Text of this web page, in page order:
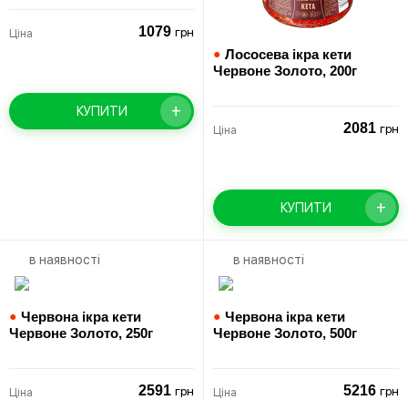
Ціна 1079 грн
+
КУПИТИ
● Лососева ікра кети
Червоне Золото, 200г
Ціна 2081 грн
+
КУПИТИ
в наявності
● Червона ікра кети
Червоне Золото, 250г
Ціна 2591 грн
в наявності
● Червона ікра кети
Червоне Золото, 500г
Ціна 5216 грн